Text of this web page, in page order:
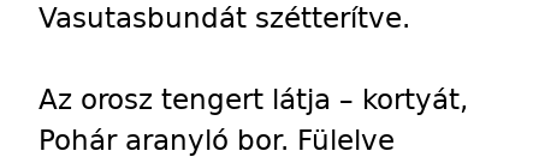
Vasutasbundát szétterítve.
Az orosz tengert látja – kortyát,
Pohár aranyló bor. Fülelve